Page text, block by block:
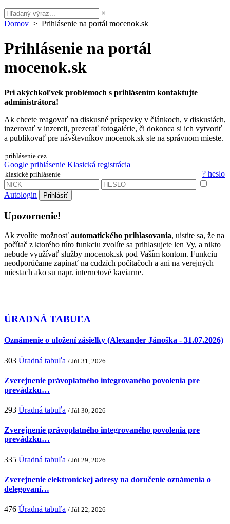
×
Domov > Prihlásenie na portál mocenok.sk
Prihlásenie na portál
mocenok.sk
Pri akýchkoľvek problémoch s prihlásením kontaktujte
administrátora!
Ak chcete reagovať na diskusné príspevky v článkoch, v diskusiách,
inzerovať v inzercii, prezerať fotogalérie, či dokonca si ich vytvoriť
a publikovať pre návštevníkov mocenok.sk ste na správnom mieste.
prihlásenie cez
Google prihlásenie Klasická registrácia
klasické prihlásenie ? heslo
Autologin Prihlásiť
Upozornenie!
Ak zvolíte možnosť automatického prihlasovania, uistite sa, že na
počítač z ktorého túto funkciu zvolíte sa prihlasujete len Vy, a nikto
nebude využívať služby mocenok.sk pod Vaším kontom. Funkciu
neodporúčame zapínať na cudzích počítačoch a ani na verejných
miestach ako su napr. internetové kaviarne.
ÚRADNÁ TABUĽA
Oznámenie o uložení zásielky (Alexander Jánoška - 31.07.2026)
303 Úradná tabuľa / Júl 31, 2026
Zverejnenie právoplatného integrovaného povolenia pre
prevádzku…
293 Úradná tabuľa / Júl 30, 2026
Zverejnenie právoplatného integrovaného povolenia pre
prevádzku…
335 Úradná tabuľa / Júl 29, 2026
Zverejnenie elektronickej adresy na doručenie oznámenia o
delegovaní…
476 Úradná tabuľa / Júl 22, 2026